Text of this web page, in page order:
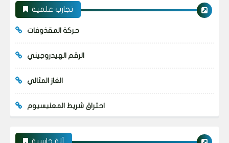
تجارب علمية
حركة المقذوفات
الرقم الهيدروجيني
الغاز المثالي
احتراق شريط المعنيسيوم
آلة حاسبة